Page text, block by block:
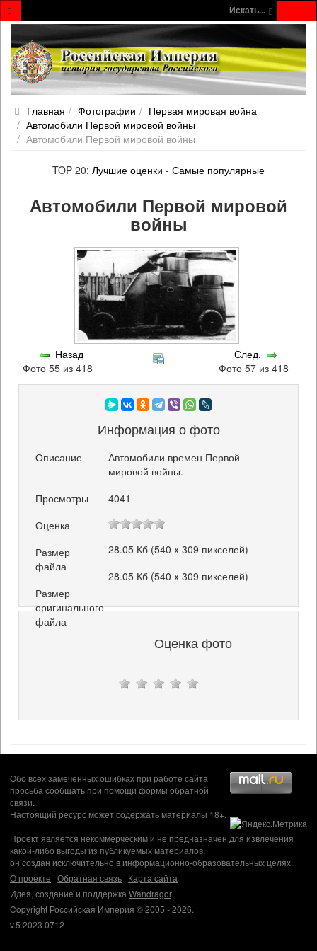
Искать...
Главная Фотографии
Первая мировая война
Автомобили Первой мировой войны
Автомобили Первой мировой войны
TOP 20: Лучшие оценки - Самые популярные
Автомобили Первой мировой
войны
Назад
Фото 55 из 418
След.
Фото 57 из 418
Информация о фото
Описание
Автомобили времен Первой
мировой войны.
Просмотры
4041
Оценка
Размер
файла
28.05 Кб (540 x 309 пикселей)
Размер
оригинального
файла
28.05 Кб (540 x 309 пикселей)
Оценка фото
Обо всех замеченных ошибках при работе сайта
просьба сообщать при помощи формы обратной
связи.
Настоящий ресурс может содержать материалы 18+.
Проект является некоммерческим и не предназначен для извлечения
какой-либо выгоды из публикуемых материалов,
он создан исключительно в информационно-образовательных целях.
О проекте | Обратная связь | Карта сайта
Идея, создание и поддержка Wandragor.
Copyright Российская Империя © 2005 - 2026.
v.5.2023.0712